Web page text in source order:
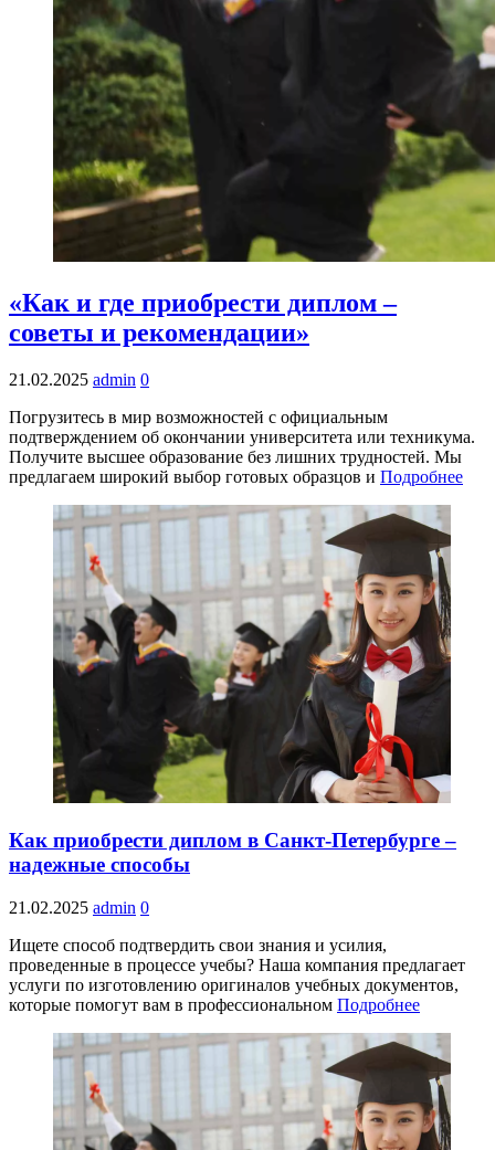
«Как и где приобрести диплом –
советы и рекомендации»
21.02.2025 admin 0
Погрузитесь в мир возможностей с официальным
подтверждением об окончании университета или техникума.
Получите высшее образование без лишних трудностей. Мы
предлагаем широкий выбор готовых образцов и Подробнее
Как приобрести диплом в Санкт-Петербурге –
надежные способы
21.02.2025 admin 0
Ищете способ подтвердить свои знания и усилия,
проведенные в процессе учебы? Наша компания предлагает
услуги по изготовлению оригиналов учебных документов,
которые помогут вам в профессиональном Подробнее